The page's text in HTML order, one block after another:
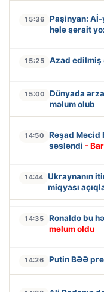
15:36
Paşinyan:
hələ şərait
15:25 Azad
15:00
Dünyada
məlum olub
14:50
Rəşad Məcid
səsləndi -
14:44 Ukraynanın
miqyası
14:35 Ronaldo bu
məlum oldu
14:26 Putin BƏƏ